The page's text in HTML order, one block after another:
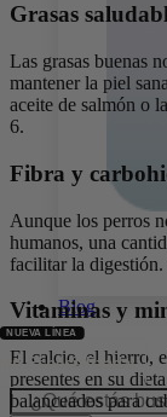
Blog
Especializada
Grasas
Las grasas buenas
mantener la piel
aceite de salmón o
6.
Fibra y
Aunque los perros
humanos, una
facilitar la
Vitaminas y
El calcio, el hierro,
presentes en su
balanceados para